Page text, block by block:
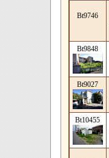
Bt9746
Bt9848
Bt9027
Bt10455